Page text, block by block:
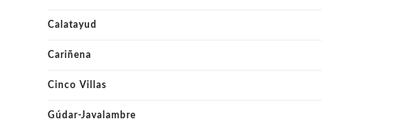
Calatayud
Cariñena
Cinco Villas
Gúdar-Javalambre